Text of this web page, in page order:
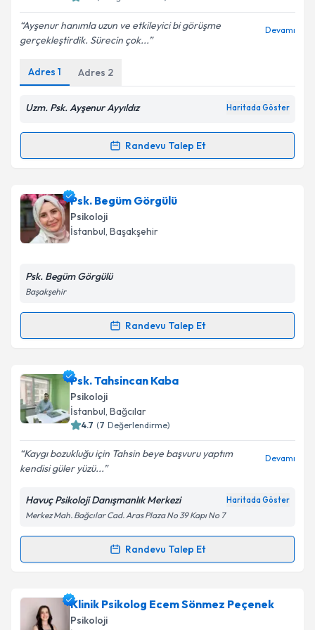
Kişisel verilerimin işlenmesine ilişkin
Metni'ni okudum ve kişisel verilerimin belirtilen
kapsamda işlenmesini kabul ediyorum.
Takvim Talebini Gönder
Ayşenur hanımla uzun ve etkileyici bi görüşme
gerçekleştirdik. Sürecin çok...
Devamı
Adres 1 Adres 2
Uzm. Psk. Ayşenur Ayyıldız Haritada Göster
Randevu Talep Et
Randevu Takvimi Talebi
Uzm. Psk. Ayşenur Ayyıldıziçin randevu takvimi
talebi oluşturun. Size bu uzmandan randevu almanız
için bir takvim hazırlandığında e-posta ile
bilgilendireceğiz.
Kişisel verilerimin işlenmesine ilişkinAydınlatma
kapsamda işlenmesini kabul ediyorum.
Takvim Talebini Gönder
Psk. Begüm Görgülü
Psikoloji
İstanbul, Başakşehir
Psk. Begüm Görgülü
Başakşehir
Randevu Talep Et
Randevu Takvimi Talebi
Psk. Begüm Görgülüiçin randevu takvimi talebi
oluşturun. Size bu uzmandan randevu almanız için bir
takvim hazırlandığında e-posta ile bilgilendireceğiz.
Kişisel verilerimin işlenmesine ilişkin
Aydınlatma
Metni'ni okudum ve kişisel verilerimin belirtilen
kapsamda işlenmesini kabul ediyorum.
Psk. Tahsincan Kaba
Psikoloji
İstanbul, Bağcılar
4.7 (7 Değerlendirme)
Kaygı bozukluğu için Tahsin beye başvuru yaptım
kendisi güler yüzü...
Devamı
Havuç Psikoloji Danışmanlık Merkezi Haritada Göster
Merkez Mah. Bağcılar Cad. Aras Plaza No 39 Kapı No 7
Randevu Talep Et
Randevu Takvimi Talebi
Psk. Tahsincan Kaba için randevu takvimi talebi
oluşturun. Size bu uzmandan randevu almanız için bir
Klinik Psikolog Ecem Sönmez Peçenek
Psikoloji